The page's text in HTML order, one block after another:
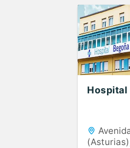
Hospital